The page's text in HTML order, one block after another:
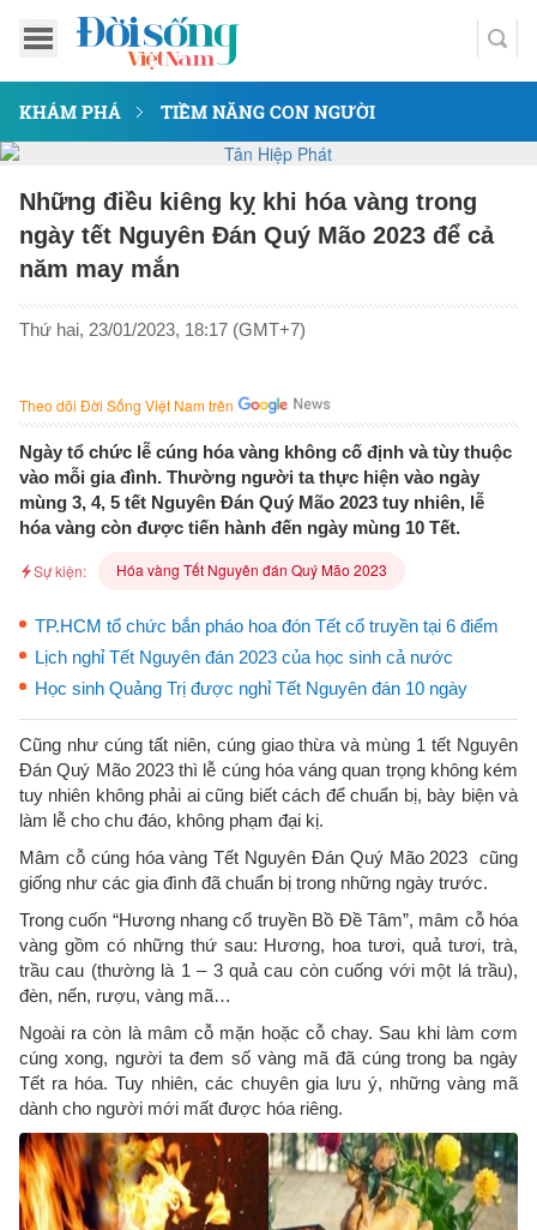
KHÁM PHÁ TIỀM NĂNG CON NGƯỜI
Những điều kiêng kỵ khi hóa vàng trong
ngày tết Nguyên Đán Quý Mão 2023 để cả
năm may mắn
Thứ hai, 23/01/2023, 18:17 (GMT+7)
Theo dõi Đời Sống Việt Nam trên
Ngày tổ chức lễ cúng hóa vàng không cố định và tùy thuộc
vào mỗi gia đình. Thường người ta thực hiện vào ngày
mùng 3, 4, 5 tết Nguyên Đán Quý Mão 2023 tuy nhiên, lễ
hóa vàng còn được tiến hành đến ngày mùng 10 Tết.
Sự kiện: Hóa vàng Tết Nguyên đán Quý Mão 2023
TP.HCM tổ chức bắn pháo hoa đón Tết cổ truyền tại 6 điểm
Lịch nghỉ Tết Nguyên đán 2023 của học sinh cả nước
Học sinh Quảng Trị được nghỉ Tết Nguyên đán 10 ngày
Cũng như cúng tất niên, cúng giao thừa và mùng 1 tết Nguyên
Đán Quý Mão 2023 thì lễ cúng hóa váng quan trọng không kém
tuy nhiên không phải ai cũng biết cách để chuẩn bị, bày biện và
làm lễ cho chu đáo, không phạm đại kị.
Mâm cỗ cúng hóa vàng Tết Nguyên Đán Quý Mão 2023 cũng
giống như các gia đình đã chuẩn bị trong những ngày trước.
Trong cuốn “Hương nhang cổ truyền Bồ Đề Tâm”, mâm cỗ hóa
vàng gồm có những thứ sau: Hương, hoa tươi, quả tươi, trà,
trầu cau (thường là 1 – 3 quả cau còn cuống với một lá trầu),
đèn, nến, rượu, vàng mã…
Ngoài ra còn là mâm cỗ mặn hoặc cỗ chay. Sau khi làm cơm
cúng xong, người ta đem số vàng mã đã cúng trong ba ngày
Tết ra hóa. Tuy nhiên, các chuyên gia lưu ý, những vàng mã
dành cho người mới mất được hóa riêng.